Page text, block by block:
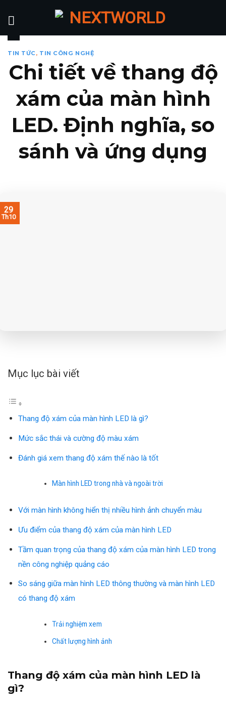
TIN TỨC, TIN CÔNG NGHỆ
Chi tiết về thang độ
xám của màn hình
LED. Định nghĩa, so
sánh và ứng dụng
29
Th10
Mục lục bài viết
Thang độ xám của màn hình LED là gì?
Mức sắc thái và cường độ màu xám
Đánh giá xem thang độ xám thế nào là tốt
Màn hình LED trong nhà và ngoài trời
Với màn hình không hiển thị nhiều hình ảnh chuyển màu
Ưu điểm của thang độ xám của màn hình LED
Tầm quan trọng của thang độ xám của màn hình LED trong
nền công nghiệp quảng cáo
So sáng giữa màn hình LED thông thường và màn hình LED
có thang độ xám
Trải nghiệm xem
Chất lượng hình ảnh
Thang độ xám của màn hình LED là
gì?